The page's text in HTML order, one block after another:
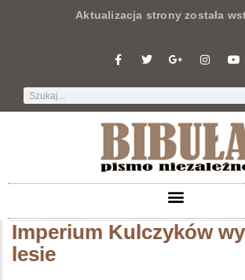
Aktualizacja strony została
Imperium Kulczyków
lesie